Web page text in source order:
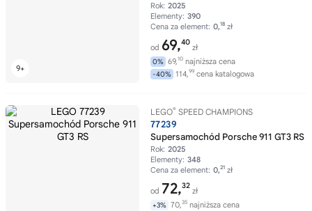
Rok: 2025
Elementy: 390
Cena za element: 0,18 zł
od 69,40
zł
0% 69,10 najniższa cena
-40% 114,99 cena katalogowa
LEGO® SPEED CHAMPIONS
77239
Supersamochód Porsche 911 GT3 RS
Rok: 2025
Elementy: 348
Cena za element: 0,21 zł
od 72,32
zł
+3% 70,35 najniższa cena